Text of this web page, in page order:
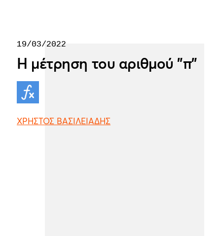
19/03/2022
Η μέτρηση του αριθμού "π"
ΧΡΗΣΤΟΣ ΒΑΣΙΛΕΙΑΔΗΣ